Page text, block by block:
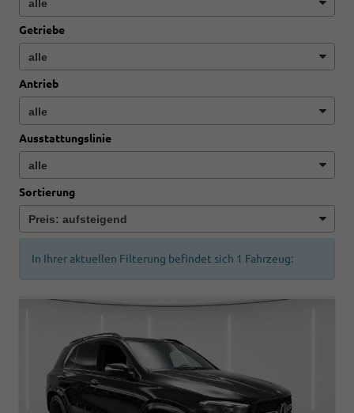
Getriebe
Antrieb
Ausstattungslinie
Sortierung
In Ihrer aktuellen Filterung befindet sich 1 Fahrzeug: